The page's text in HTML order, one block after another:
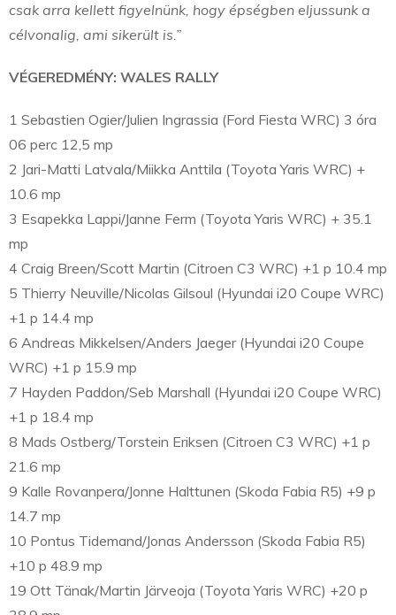
csak arra kellett figyelnünk, hogy épségben eljussunk a
célvonalig, ami sikerült is.”
VÉGEREDMÉNY: WALES RALLY
1 Sebastien Ogier/Julien Ingrassia (Ford Fiesta WRC) 3 óra
06 perc 12,5 mp
2 Jari-Matti Latvala/Miikka Anttila (Toyota Yaris WRC) +
10.6 mp
3 Esapekka Lappi/Janne Ferm (Toyota Yaris WRC) + 35.1
mp
4 Craig Breen/Scott Martin (Citroen C3 WRC) +1 p 10.4 mp
5 Thierry Neuville/Nicolas Gilsoul (Hyundai i20 Coupe WRC)
+1 p 14.4 mp
6 Andreas Mikkelsen/Anders Jaeger (Hyundai i20 Coupe
WRC) +1 p 15.9 mp
7 Hayden Paddon/Seb Marshall (Hyundai i20 Coupe WRC)
+1 p 18.4 mp
8 Mads Ostberg/Torstein Eriksen (Citroen C3 WRC) +1 p
21.6 mp
9 Kalle Rovanpera/Jonne Halttunen (Skoda Fabia R5) +9 p
14.7 mp
10 Pontus Tidemand/Jonas Andersson (Skoda Fabia R5)
+10 p 48.9 mp
19 Ott Tänak/Martin Järveoja (Toyota Yaris WRC) +20 p